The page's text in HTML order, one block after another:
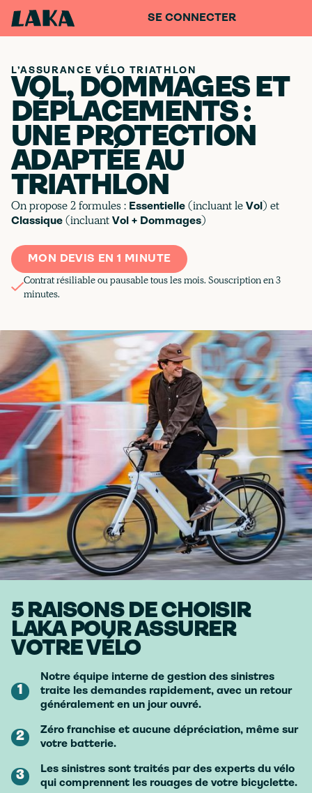
SE CONNECTER
L’ASSURANCE VÉLO TRIATHLON
VOL, DOMMAGES ET
DÉPLACEMENTS :
UNE PROTECTION
ADAPTÉE AU
TRIATHLON
On propose 2 formules : Essentielle (incluant le Vol ) et
Classique (incluant Vol + Dommages)
MON DEVIS EN 1 MINUTE
Contrat résiliable ou pausable tous les mois. Souscription en 3
minutes.
5 RAISONS DE CHOISIR
LAKA POUR ASSURER
VOTRE VÉLO
1
Notre équipe interne de gestion des sinistres
traite les demandes rapidement, avec un retour
généralement en un jour ouvré.
2
Zéro franchise et aucune dépréciation, même sur
votre batterie.
3
Les sinistres sont traités par des experts du vélo
qui comprennent les rouages de votre bicyclette.